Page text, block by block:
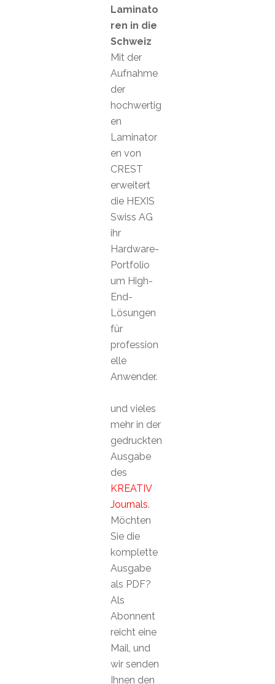
Laminato
ren in die
Schweiz
Mit der
Aufnahme
der
hochwertig
en
Laminator
en von
CREST
erweitert
die HEXIS
Swiss AG
ihr
Hardware-
Portfolio
um High-
End-
Lösungen
für
profession
elle
Anwender.
und vieles
mehr in der
gedruckten
Ausgabe
des
KREATIV
Journals.
Möchten
Sie die
komplette
Ausgabe
als PDF?
Als
Abonnent
reicht eine
Mail, und
wir senden
Ihnen den